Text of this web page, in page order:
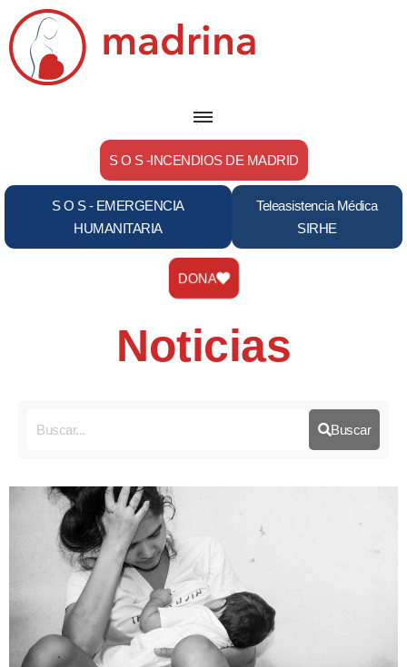
Saltar
al
S O S -INCENDIOS DE MADRID
S O S - EMERGENCIA
HUMANITARIA
Teleasistencia Médica
SIRHE
DONA
Noticias
Buscar